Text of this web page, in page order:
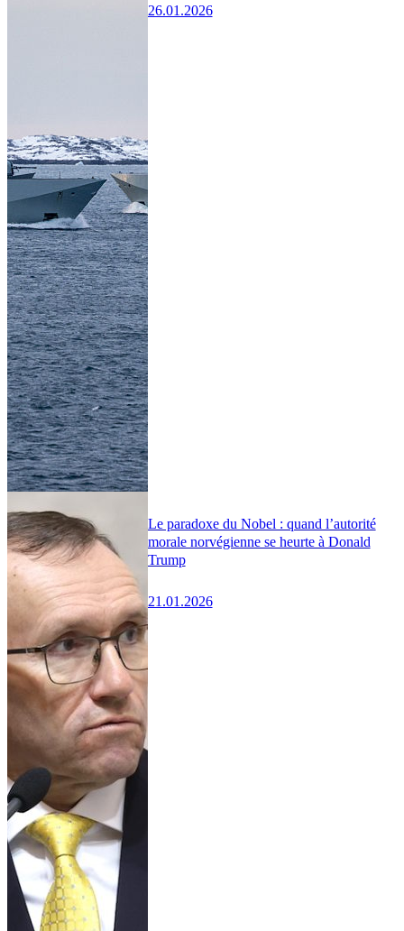
26.01.2026
Le paradoxe du Nobel : quand l’autorité
morale norvégienne se heurte à Donald
Trump
21.01.2026